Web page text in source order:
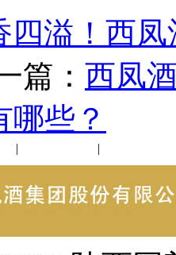
四溢！西
： 西凤
哪些？
| |